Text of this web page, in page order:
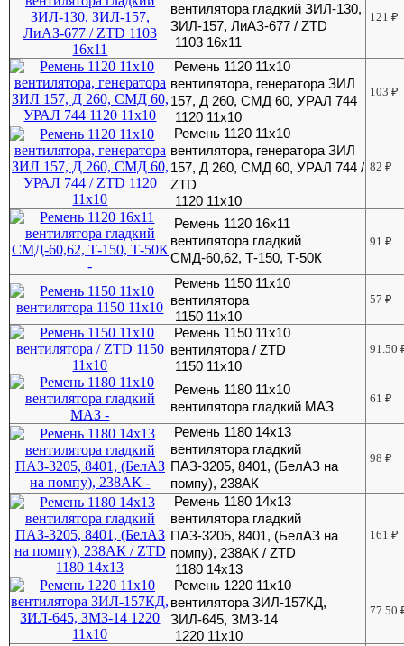
вентилятора гладкий ЗИЛ-130,
ЗИЛ-157, ЛиАЗ-677 / ZTD
1103 16х11
121₽
Ремень 1120 11x10
вентилятора, генератора ЗИЛ
157, Д 260, СМД 60, УРАЛ 744
1120 11x10
103₽
Ремень 1120 11x10
вентилятора, генератора ЗИЛ
157, Д 260, СМД 60, УРАЛ 744 /
ZTD
1120 11x10
82₽
Ремень 1120 16x11
вентилятора гладкий
СМД-60,62, Т-150, Т-50К
91₽
Ремень 1150 11x10
вентилятора
1150 11x10
57₽
Ремень 1150 11x10
вентилятора / ZTD
1150 11x10
91.50
Ремень 1180 11х10
вентилятора гладкий МАЗ
61₽
Ремень 1180 14х13
вентилятора гладкий
ПАЗ-3205, 8401, (БелАЗ на
помпу), 238АК
98₽
Ремень 1180 14х13
вентилятора гладкий
ПАЗ-3205, 8401, (БелАЗ на
помпу), 238АК / ZTD
1180 14х13
161₽
Ремень 1220 11x10
вентилятора ЗИЛ-157КД,
ЗИЛ-645, ЗМЗ-14
1220 11x10
77.50